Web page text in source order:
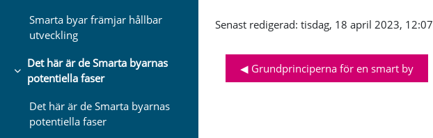
Senast redigerad: tisdag, 18 april 2023, 12:07
◀︎ Grundprinciperna för en smart by
Smarta byar främjar hållbar
utveckling
Fäll ihop
Det här är de Smarta byarnas
potentiella faser
Det här är de Smarta byarnas
potentiella faser